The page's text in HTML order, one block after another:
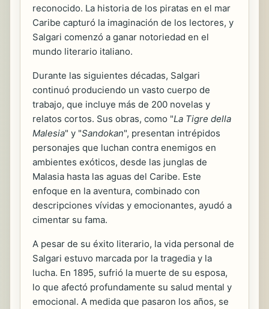
reconocido. La historia de los piratas en el mar
Caribe capturó la imaginación de los lectores, y
Salgari comenzó a ganar notoriedad en el
mundo literario italiano.
Durante las siguientes décadas, Salgari
continuó produciendo un vasto cuerpo de
trabajo, que incluye más de 200 novelas y
relatos cortos. Sus obras, como "La Tigre della
Malesia" y "Sandokan", presentan intrépidos
personajes que luchan contra enemigos en
ambientes exóticos, desde las junglas de
Malasia hasta las aguas del Caribe. Este
enfoque en la aventura, combinado con
descripciones vívidas y emocionantes, ayudó a
cimentar su fama.
A pesar de su éxito literario, la vida personal de
Salgari estuvo marcada por la tragedia y la
lucha. En 1895, sufrió la muerte de su esposa,
lo que afectó profundamente su salud mental y
emocional. A medida que pasaron los años, se